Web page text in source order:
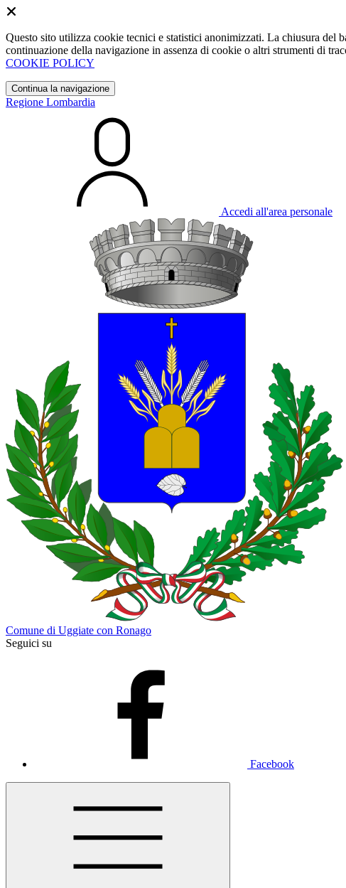
Questo sito utilizza cookie tecnici e statistici anonimizzati. La chiusura del
continuazione della navigazione in assenza di cookie o altri strumenti di
COOKIE POLICY
Continua la navigazione
Regione Lombardia
Accedi all'area personale
Comune di Uggiate con Ronago
Seguici su
Facebook